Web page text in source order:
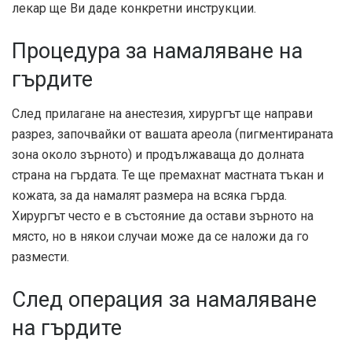
лекар ще Ви даде конкретни инструкции.
Процедура за намаляване на
гърдите
След прилагане на анестезия, хирургът ще направи
разрез, започвайки от вашата ареола (пигментираната
зона около зърното) и продължаваща до долната
страна на гърдата. Те ще премахнат мастната тъкан и
кожата, за да намалят размера на всяка гърда.
Хирургът често е в състояние да остави зърното на
място, но в някои случаи може да се наложи да го
размести.
След операция за намаляване
на гърдите